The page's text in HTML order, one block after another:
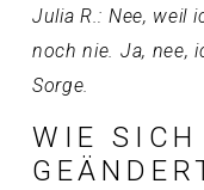
Julia R.: Nee, weil
noch nie. Ja, nee,
Sorge.
WIE